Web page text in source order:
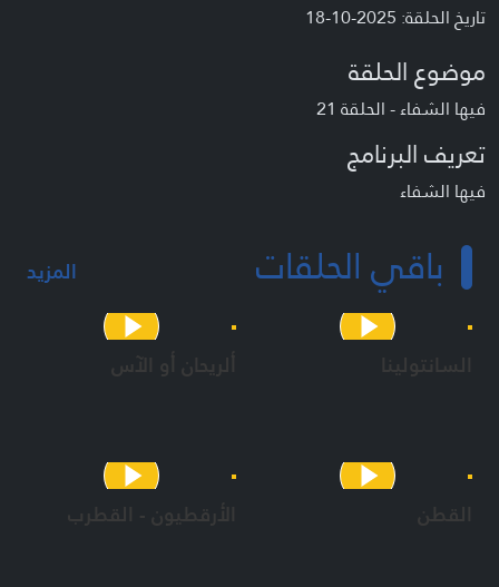
تاريخ الحلقة: 2025-10-18
موضوع الحلقة
فيها الشفاء - الحلقة 21
تعريف البرنامج
فيها الشفاء
باقي الحلقات المزيد
السانتولينا ألريحان أو الآس
القطن الأرقطيون - القطرب